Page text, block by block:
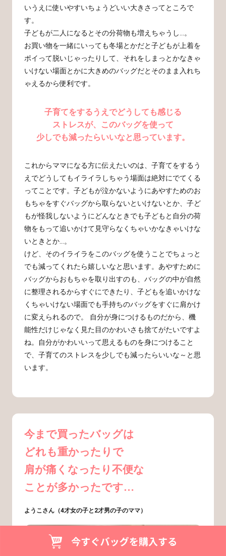
いうえに使いやすいちょうどいい大きさってところで
す。
子どもが二人になるとその分荷物も増えちゃうし…。
お買い物を一緒にいっても冬場とかだと子どもが上着を
ポイって脱いじゃったりして、それをしまっとかなきゃ
いけない場面とかに大きめのバッグだとそのまま入れち
ゃえるから便利です。
子育てをするうえでどうしても感じる
ストレスが、
このバッグを使って
少しでも減ったらいいなと思っています。
これからママになる方に伝えたいのは、子育てをするう
えでどうしてもイライラしちゃう場面は絶対にでてくる
ってことです。子どもが泣かないようにあやすためのお
もちゃをすぐバッグから取らないといけないとか、子ど
もが怪我しないようにどんなときでも子どもと自分の荷
物をもって追いかけて見守らなくちゃいかなきゃいけな
いときとか…。
けど、そのイライラをこのバッグを使うことでちょっと
でも減ってくれたら嬉しいなと思います。あやすために
バッグからおもちゃを取り出すのも、バッグの中が自然
に整理されるからすぐにできたり、子どもを追いかけな
くちゃいけない場面でも手持ちのバッグをすぐに肩かけ
に変えられるので。 自分が身につけるものだから、機
能性だけじゃなく見た目のかわいさも捨てがたいですよ
ね。自分がかわいいって思えるものを身につけること
で、子育てのストレスを少しでも減ったらいいな～と思
います。
今まで買ったバッグは
どれも重かったりで
肩が痛くなったり不便な
ことが多かったです…
ようこさん（4才女の子と2才男の子のママ）